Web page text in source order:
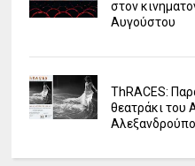
στον
Αυγούστου
ΤhRACES:
θεατράκι του